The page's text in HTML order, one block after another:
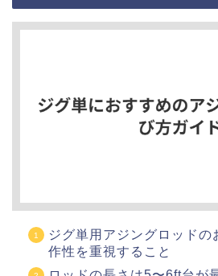
ジグ単用アジングロッドの
作性を重視すること